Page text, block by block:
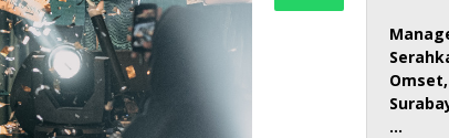
…